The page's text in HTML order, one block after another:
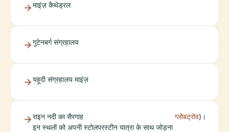
माइंज़ कैथेड्रल
गुटेनबर्ग संग्रहालय
यहूदी संग्रहालय माइंज़
राइन नदी का सैरगाह
इन स्थलों को अपनी स्टोलपरस्टीन यात्रा के साथ जोड़ना
ग्लोबट्रोव)।